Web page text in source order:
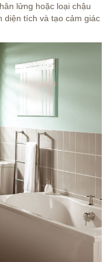
lửng hoặc loại chậu
diện tích và tạo cảm giác